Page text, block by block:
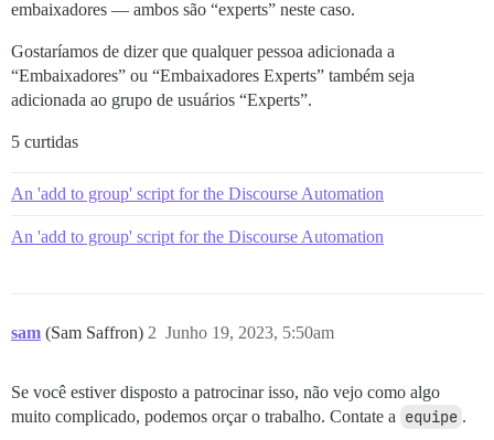
embaixadores — ambos são “experts” neste caso.
Gostaríamos de dizer que qualquer pessoa adicionada a
“Embaixadores” ou “Embaixadores Experts” também seja
adicionada ao grupo de usuários “Experts”.
5 curtidas
An 'add to group' script for the Discourse Automation
An 'add to group' script for the Discourse Automation
sam (Sam Saffron) Junho 19, 2023, 5:50am
2
Se você estiver disposto a patrocinar isso, não vejo como algo
muito complicado, podemos orçar o trabalho. Contate a equipe .